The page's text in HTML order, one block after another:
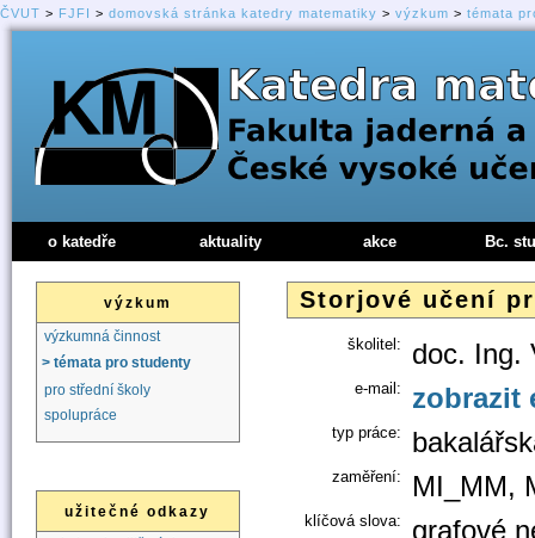
ČVUT > FJFI > domovská stránka katedry matematiky > výzkum > témata
Storjové učení
školitel: doc. Ing.
e-mail: zobrazit
typ práce:
zaměření: MI_MM,
klíčová slova: grafové
o katedře aktuality akce Bc.
výzkum
výzkumná činnost
> témata pro studenty
pro střední školy
spolupráce
užitečné odkazy